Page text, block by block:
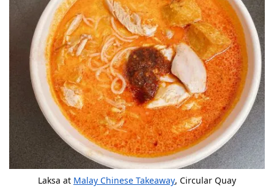
Laksa at Malay Chinese Takeaway, Circular Quay